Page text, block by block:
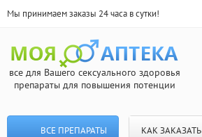
Мы принимаем заказы 24 часа в сутки!
все для Вашего сексуального здоровья
препараты для повышения потенции
ВСЕ ПРЕПАРАТЫ КАК ЗАКАЗАТЬ